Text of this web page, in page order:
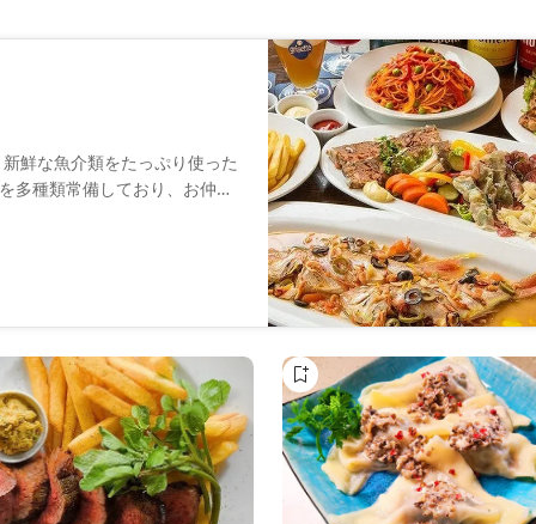
鮮な魚介類をたっぷり使った
多種類常備しており、お仲間